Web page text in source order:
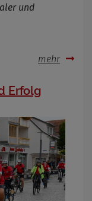
und
mehr
Erfolg